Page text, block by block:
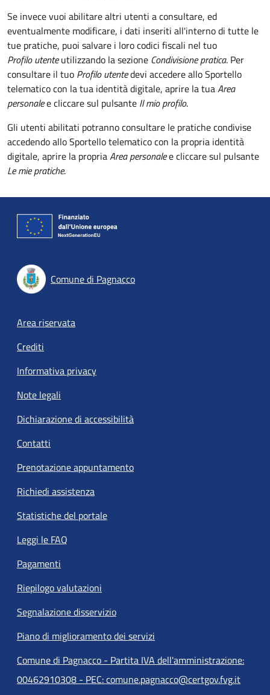
Se invece vuoi abilitare altri utenti a consultare, ed
eventualmente modificare, i dati inseriti all'interno di tutte le
tue pratiche, puoi salvare i loro codici fiscali nel tuo
Profilo utenteutilizzando la sezione Condivisione pratica. Per
consultare il tuo Profilo utentedevi accedere allo Sportello
telematico con la tua identità digitale, aprire la tuaArea
personalee cliccare sul pulsante Il mio profilo.
Gli utenti abilitati potranno consultare le pratiche condivise
accedendo allo Sportello telematico con la propria identità
digitale, aprire la propriaArea personalee cliccare sul pulsante
Le mie pratiche.
Comune di Pagnacco
Footer menu
Area riservata
Crediti
Informativa privacy
Note legali
Dichiarazione di accessibilità
Contatti
Prenotazione appuntamento
Richiedi assistenza
Statistiche del portale
Leggi le FAQ
Pagamenti
Riepilogo valutazioni
Segnalazione disservizio
Piano di miglioramento dei servizi
Comune di Pagnacco - Partita IVA dell'amministrazione:
00462910308 - PEC: comune.pagnacco@certgov.fvg.it